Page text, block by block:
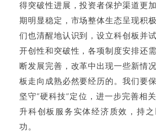
得突破性进展，投资者保护渠道更
期明显稳定，市场整体生态呈现积
们也清醒地认识到，设立科创板并
开创性和突破性，各项制度安排还
断发展完善，改革中出现一些新情
板走向成熟必然要经历的。我们要
坚守“硬科技”定位，进一步完善相
升科创板服务实体经济质效，持
功。